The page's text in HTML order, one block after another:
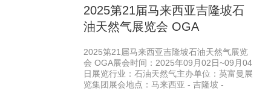
2025第21届马来西亚吉隆坡石
油天然气展览会 OGA
2025第21届马来西亚吉隆坡石油天然气展览
会 OGA展会时间：2025年09月02日~09月04
日展览行业：石油天然气主办单位：英富曼展
览集团展会地点：马来西亚 - 吉隆坡 -